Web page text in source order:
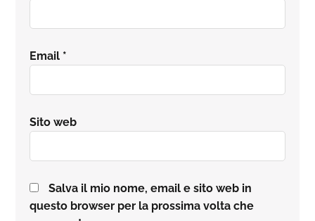
Email *
Sito web
Salva il mio nome, email e sito web in
questo browser per la prossima volta che